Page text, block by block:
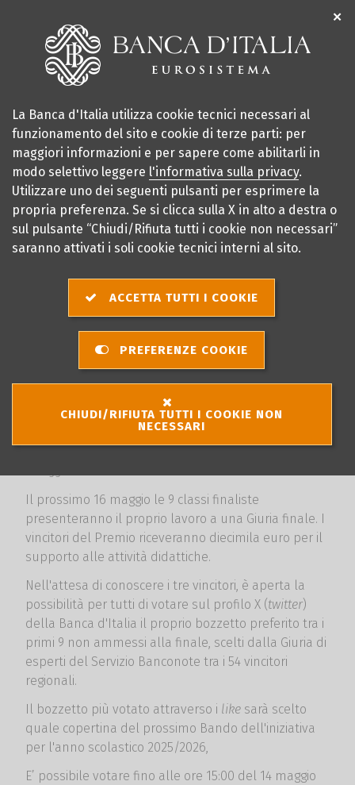
premio per
la scuola
2025
2026
Notizie
Premio "Inventiamo una banconota" 2024/2025 - Premio social
Premio "Inventiamo
una banconota"
2024/2025 - Premio
social
Il prossimo 16 maggio le 9 classi finaliste
presenteranno il proprio lavoro a una Giuria finale. I
vincitori del Premio riceveranno diecimila euro per il
supporto alle attività didattiche.
Nell'attesa di conoscere i tre vincitori, è aperta la
possibilità per tutti di votare sul profilo X (twitter)
della Banca d'Italia il proprio bozzetto preferito tra i
primi 9 non ammessi alla finale, scelti dalla Giuria di
esperti del Servizio Banconote tra i 54 vincitori
regionali.
Il bozzetto più votato attraverso i like sarà scelto
quale copertina del prossimo Bando dell'iniziativa
per l'anno scolastico 2025/2026,
E’ possibile votare fino alle ore 15:00 del 14 maggio
✕
La Banca d'Italia utilizza cookie tecnici necessari al
funzionamento del sito e cookie di terze parti: per
maggiori informazioni e per sapere come abilitarli in
modo selettivo leggere l'informativa sulla privacy.
Utilizzare uno dei seguenti pulsanti per esprimere la
propria preferenza. Se si clicca sulla X in alto a destra o
sul pulsante “Chiudi/Rifiuta tutti i cookie non necessari”
saranno attivati i soli cookie tecnici interni al sito.
ACCETTA TUTTI I COOKIE
PREFERENZE COOKIE
CHIUDI/RIFIUTA TUTTI I COOKIE NON
NECESSARI